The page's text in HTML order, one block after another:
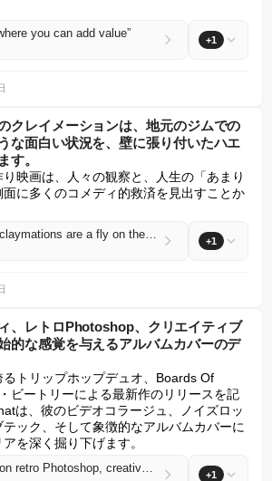
you can add value” +1
クレイメーションは、地元のジムでの
な面白い状況を、壁に張り付いたハエ
す。
映画は、人々の観察と、人生の「あまり
に多くのコメディ的救済を見出すことか
Emilie Hahn’s claymations are a fly on the wall to funny situations – like the Zumba class at your local gym +1
、レトロPhotoshop、クリエイティブ
的な感覚を与えるアルバムカバーのデ
トリップホップデュオ、Boards Of
ビートリーによる最新作のリリースを記
は、彼のビデオコラージュ、ノイズロッ
ック、そして象徴的なアルバムカバーに
を深く掘り下げます。
Robert Beatty on retro Photoshop, creative friction and designing album covers that feel almost primeval +1